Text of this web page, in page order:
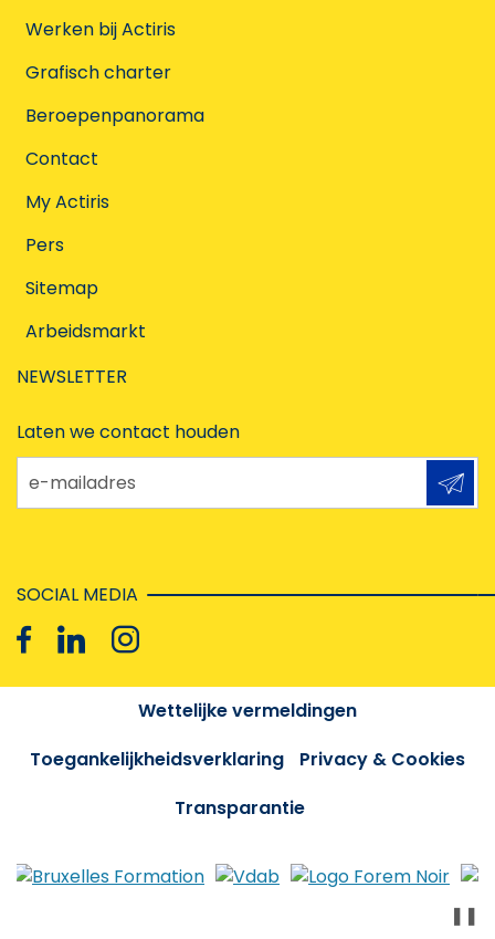
Werken bij Actiris
Grafisch charter
Beroepenpanorama
Contact
My Actiris
Pers
Sitemap
Arbeidsmarkt
NEWSLETTER
Laten we contact houden
e-mailadres
SOCIAL MEDIA
Wettelijke vermeldingen
Toegankelijkheidsverklaring
Privacy & Cookies
Transparantie
❚❚